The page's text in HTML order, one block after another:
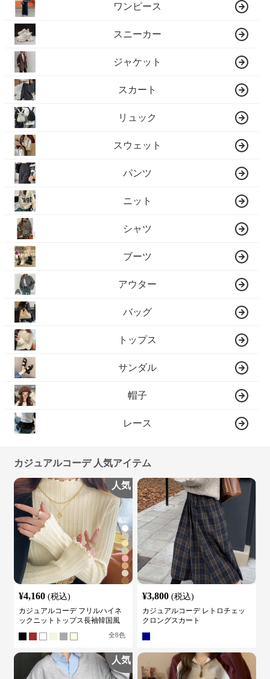
ワンピース
スニーカー
ジャケット
スカート
リュック
スウェット
パンツ
ニット
シャツ
ブーツ
アウター
バッグ
トップス
サンダル
帽子
レース
カジュアルコーデ 人気アイテム
人気
¥4,160 (税込)
カジュアルコーデ フリルハイネ
ックニットトップス長袖韓国風
全8色
¥3,800 (税込)
カジュアルコーデ レトロチェッ
クロングスカート
人気